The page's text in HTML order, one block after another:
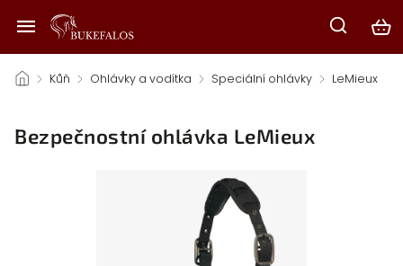
/ Kůň / Ohlávky a vodítka / Speciální ohlávky /
LeMieux
Bezpečnostní ohlávka LeMieux